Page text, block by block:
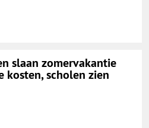
slaan zomervakantie
kosten, scholen zien